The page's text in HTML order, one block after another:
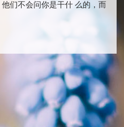
们不会问你是干什 么的，而